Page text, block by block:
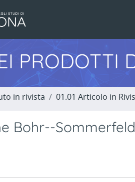
PRODOTTI
in rivista 01.01 Articolo in
Bohr--